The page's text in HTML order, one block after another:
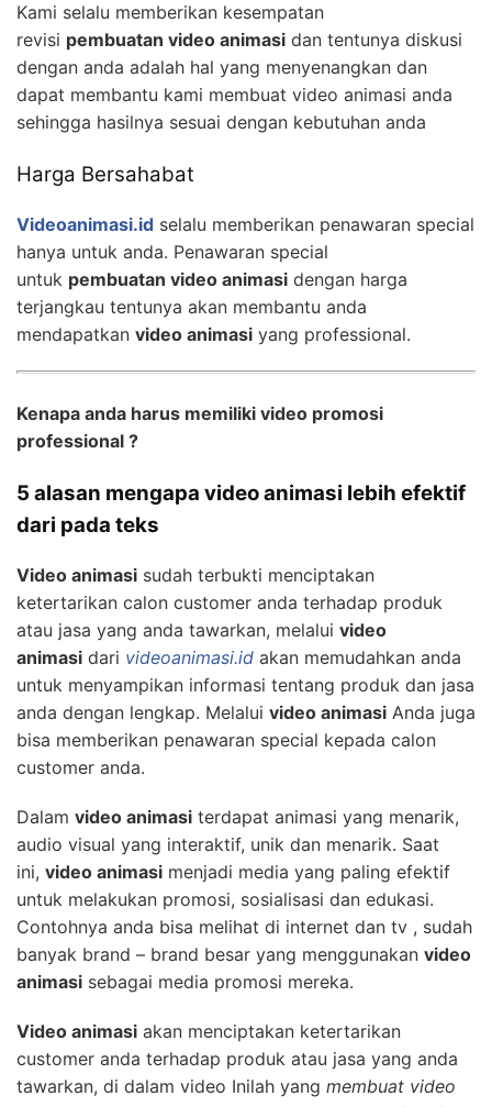
Kami selalu memberikan kesempatan
revisi pembuatan video animasi dan tentunya diskusi
dengan anda adalah hal yang menyenangkan dan
dapat membantu kami membuat video animasi anda
sehingga hasilnya sesuai dengan kebutuhan anda
Harga Bersahabat
Videoanimasi.id selalu memberikan penawaran special
hanya untuk anda. Penawaran special
untuk pembuatan video animasi dengan harga
terjangkau tentunya akan membantu anda
mendapatkan video animasi yang professional.
Kenapa anda harus memiliki video promosi
professional ?
5 alasan mengapa video animasi lebih efektif
dari pada teks
Video animasi sudah terbukti menciptakan
ketertarikan calon customer anda terhadap produk
atau jasa yang anda tawarkan, melalui video
animasi dari videoanimasi.id akan memudahkan anda
untuk menyampikan informasi tentang produk dan jasa
anda dengan lengkap. Melalui video animasi Anda juga
bisa memberikan penawaran special kepada calon
customer anda.
Dalam video animasi terdapat animasi yang menarik,
audio visual yang interaktif, unik dan menarik. Saat
ini, video animasi menjadi media yang paling efektif
untuk melakukan promosi, sosialisasi dan edukasi.
Contohnya anda bisa melihat di internet dan tv , sudah
banyak brand – brand besar yang menggunakan video
animasi sebagai media promosi mereka.
Video animasi akan menciptakan ketertarikan
customer anda terhadap produk atau jasa yang anda
tawarkan, di dalam video Inilah yang membuat video